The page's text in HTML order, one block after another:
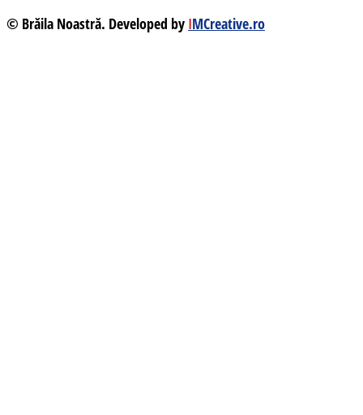
© Brăila Noastră. Developed by IMCreative.ro